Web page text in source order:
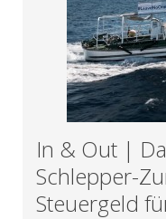
In & Out |
Schlepper-
Steuergeld